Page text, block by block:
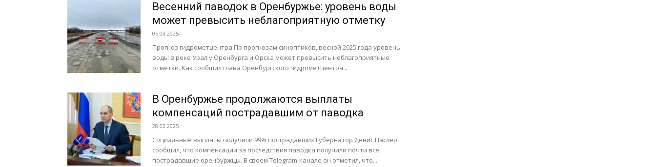
Весенний паводок в Оренбуржье: уровень воды
может превысить неблагоприятную отметку
05.03.2025
Прогноз гидрометцентра По прогнозам синоптиков, весной 2025 года уровень
воды в реке Урал у Оренбурга и Орска может превысить неблагоприятные
отметки. Как сообщил глава Оренбургского гидрометцентра...
В Оренбуржье продолжаются выплаты
компенсаций пострадавшим от паводка
28.02.2025
Социальные выплаты получили 99% пострадавших Губернатор Денис Паслер
сообщил, что компенсации за последствия паводка получили почти все
пострадавшие оренбуржцы. В своем Telegram-канале он отметил, что...